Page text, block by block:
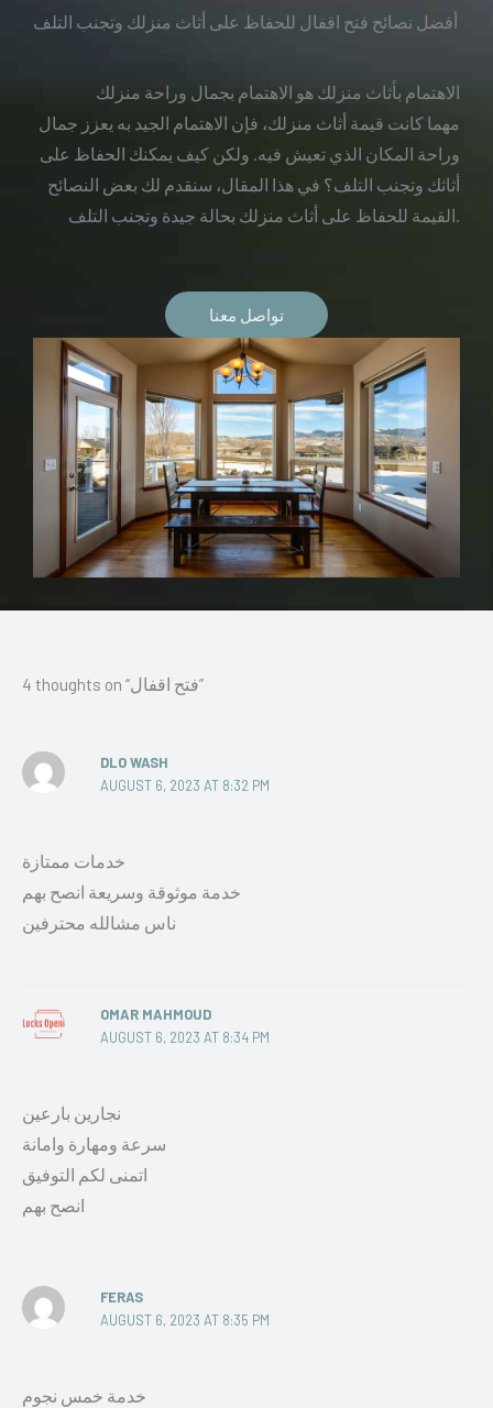
أفضل نصائح فتح اقفال للحفاظ على أثاث منزلك وتجنب التلف
الاهتمام بأثاث منزلك هو الاهتمام بجمال وراحة منزلك
مهما كانت قيمة أثاث منزلك، فإن الاهتمام الجيد به يعزز جمال
وراحة المكان الذي تعيش فيه. ولكن كيف يمكنك الحفاظ على
أثاثك وتجنب التلف؟ في هذا المقال، سنقدم لك بعض النصائح
القيمة للحفاظ على أثاث منزلك بحالة جيدة وتجنب التلف.
تواصل معنا
4 thoughts on “فتح اقفال”
DLO WASH
AUGUST 6, 2023 AT 8:32 PM
خدمات ممتازة
خدمة موثوقة وسريعة انصح بهم
ناس مشالله محترفين
OMAR MAHMOUD
AUGUST 6, 2023 AT 8:34 PM
نجارين بارعين
سرعة ومهارة وامانة
اتمنى لكم التوفيق
انصح بهم
FERAS
AUGUST 6, 2023 AT 8:35 PM
خدمة خمس نجوم